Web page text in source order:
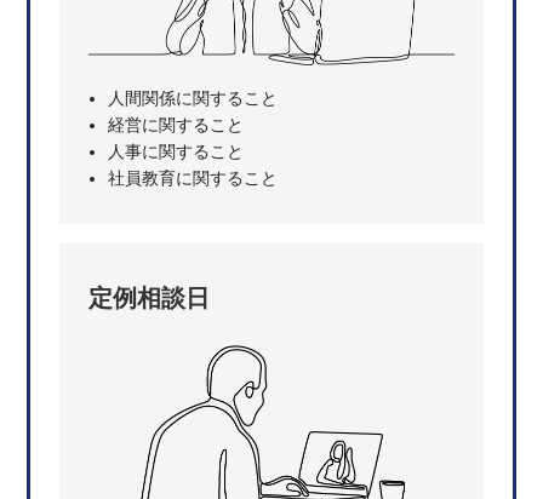
人間関係に関すること
経営に関すること
人事に関すること
社員教育に関すること
定例相談日